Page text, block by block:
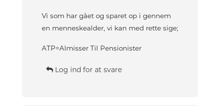
Vi som har gået og sparet op i gennem
en menneskealder, vi kan med rette sige;
ATP=Almisser Til Pensionister
Log ind for at svare